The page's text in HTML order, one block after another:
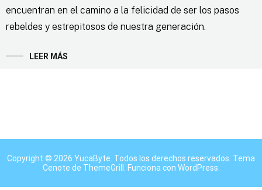
encuentran en el camino a la felicidad de ser los pasos
rebeldes y estrepitosos de nuestra generación.
LEER MÁS
Copyright © 2026 YucaByte . Todos los derechos reservados. Tema
Cenote de ThemeGrill. Funciona con WordPress